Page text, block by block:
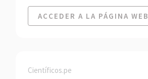
ACCEDER A LA PÁGINA WEB
Científicos.pe